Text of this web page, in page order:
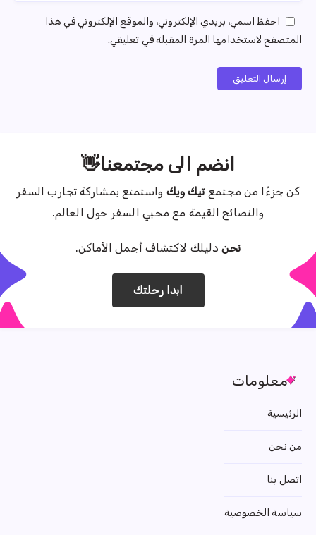
احفظ اسمي، بريدي الإلكتروني، والموقع الإلكتروني في هذا
المتصفح لاستخدامها المرة المقبلة في تعليقي.
إرسال التعليق
انضم الى مجتمعنا👋
كن جزءًا من مجتمع تيك ويك واستمتع بمشاركة تجارب السفر
والنصائح القيمة مع محبي السفر حول العالم.
نحندليلك لاكتشاف أجمل الأماكن.
ابدا رحلتك
معلومات
الرئيسية
من نحن
اتصل بنا
سياسة الخصوصية